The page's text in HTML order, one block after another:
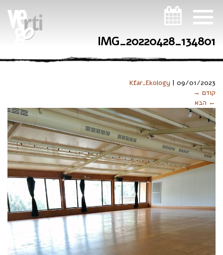
IMG_20220428_134801
Kfar_Ekology | 09/01/2023
קודם →
← הבא